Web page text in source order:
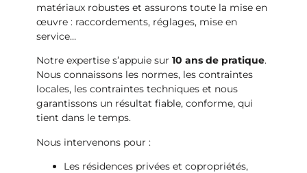
matériaux robustes et assurons toute la mise en
œuvre : raccordements, réglages, mise en
service…
Notre expertise s’appuie sur 10 ans de pratique.
Nous connaissons les normes, les contraintes
locales, les contraintes techniques et nous
garantissons un résultat fiable, conforme, qui
tient dans le temps.
Nous intervenons pour :
Les résidences privées et copropriétés,